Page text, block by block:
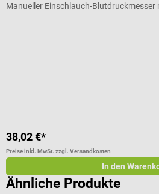
Manueller Einschlauch-
38,02 €*
Preise inkl. MwSt. zzgl. Versandkosten
In den
Ähnliche Produkte